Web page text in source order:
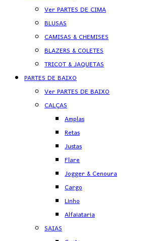
Ver PARTES DE CIMA
BLUSAS
CAMISAS & CHEMISES
BLAZERS & COLETES
TRICOT & JAQUETAS
PARTES DE BAIXO
Ver PARTES DE BAIXO
CALÇAS
Amplas
Retas
Justas
Flare
Jogger & Cenoura
Cargo
Linho
Alfaiataria
SAIAS